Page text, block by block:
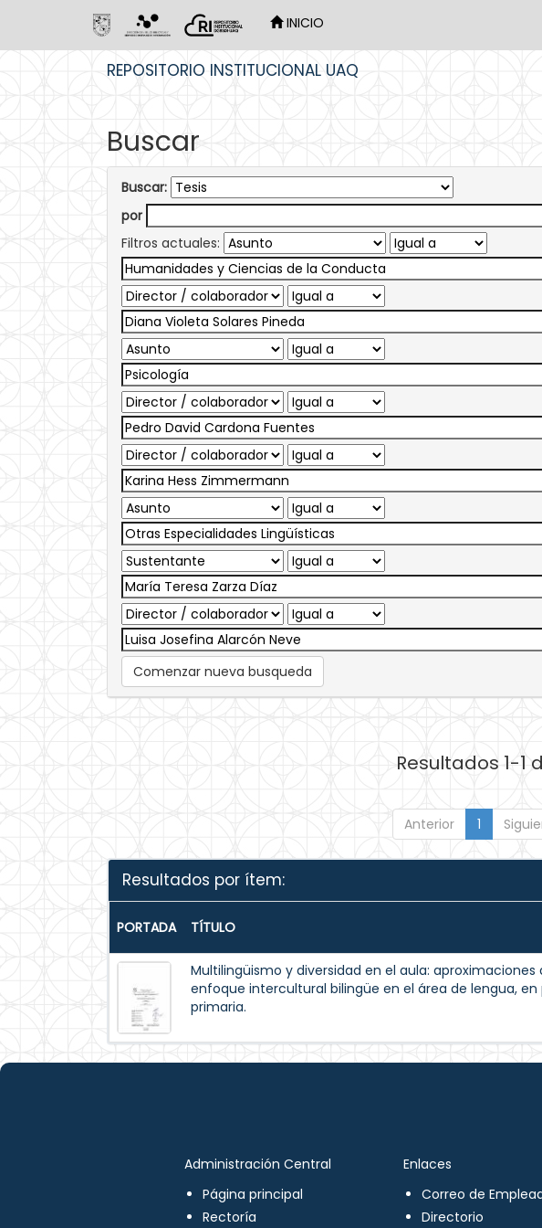
INICIO
REPOSITORIO INSTITUCIONAL UAQ
Buscar
Buscar:
por
Filtros actuales:
Comenzar nueva busqueda
Resultados 1-1
Anterior 1
Resultados por ítem:
PORTADA TÍTULO
Multilingüismo y diversidad en el aula: aproximaciones
enfoque intercultural bilingüe en el área de lengua,
primaria.
Administración Central
Página principal
Rectoría
Enlaces
Correo de
Directorio